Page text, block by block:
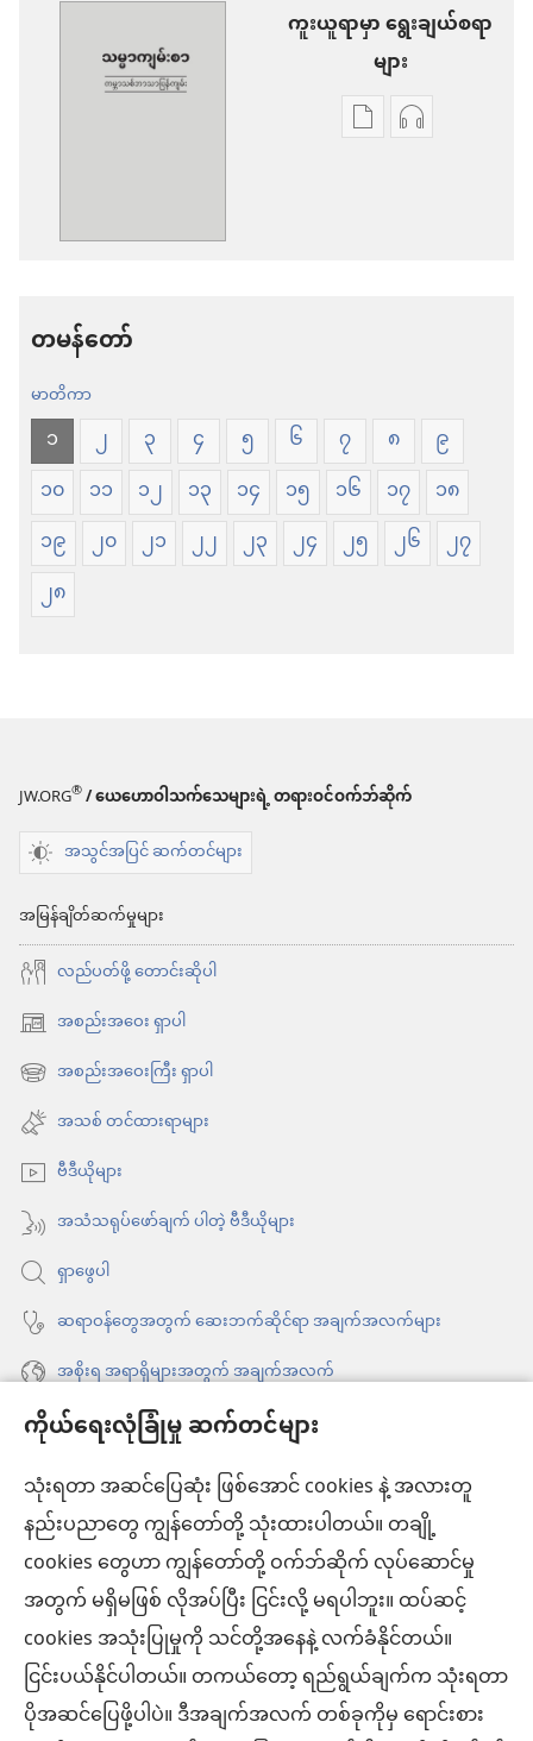
ကိုယ်ရေးလုံခြုံမှု ဆက်တင်များ
သုံးရတာ အဆင်ပြေဆုံး ဖြစ်အောင် cookies နဲ့ အလားတူ
နည်းပညာတွေ ကျွန်တော်တို့ သုံးထားပါတယ်။ တချို့
cookies တွေဟာ ကျွန်တော်တို့ ဝက်ဘ်ဆိုက် လုပ်ဆောင်မှု
အတွက် မရှိမဖြစ် လိုအပ်ပြီး ငြင်းလို့ မရပါဘူး။ ထပ်ဆင့်
cookies အသုံးပြုမှုကို သင်တို့အနေနဲ့ လက်ခံနိုင်တယ်။
ငြင်းပယ်နိုင်ပါတယ်။ တကယ်တော့ ရည်ရွယ်ချက်က သုံးရတာ
ပိုအဆင်ပြေဖို့ပါပဲ။ ဒီအချက်အလက် တစ်ခုကိုမှ ရောင်းစား
ကူးယူရာမှာ ရွေးချယ်စရာ
များ
စာပေ
သမ္မာကျမ်း
စာ
ကမ္ဘာ
သစ်
အသံ
များ
သမ္မာကျမ်း
စာ
ကမ္ဘာ
တမန်တော်
မာတိကာ
၁ ၂ ၃ ၄ ၅ ၆ ၇ ၈
၉
၁၀
၁၁ ၁၂ ၁၃ ၁၄ ၁၅ ၁၆ ၁၇
၁၈
၁၉
၂၀ ၂၁ ၂၂ ၂၃ ၂၄ ၂၅ ၂၆
၂၇
၂၈
JW.ORG®/ ယေဟောဝါသက်သေများရဲ့ တရားဝင်ဝက်ဘ်ဆိုက်
အသွင်အပြင် ဆက်တင်များ
အမြန်ချိတ်ဆက်မှုများ
လည်ပတ်ဖို့ တောင်းဆိုပါ
အစည်းအဝေး ရှာပါ
(window
အသစ်
င့်
နေ
ပါ
တယ်)
အစည်းအဝေးကြီး ရှာပါ
(window
အသစ်
င့်
နေ
ပါ
တယ်)
အသစ် တင်ထားရာများ
ဗီဒီယိုများ
အသံသရုပ်ဖော်ချက် ပါတဲ့ ဗီဒီယိုများ
ရှာဖွေပါ
ဆရာဝန်တွေအတွက် ဆေးဘက်ဆိုင်ရာ အချက်အလက်များ
အစိုးရ အရာရှိများအတွက် အချက်အလက်
အကူအညီ
အလှူငွေ
(window
အသစ်
ဖွ
င့်
နေ
ပါ
တယ်)
ကင်းမျှော်စင် အွန်လိုင်းစာကြည့်တိုက်™
(window
အသစ်
ဖွ
င့်
နေ
ပါ
JW Hub®
(window
အသစ်
ဖွ
င့်
JW Library®